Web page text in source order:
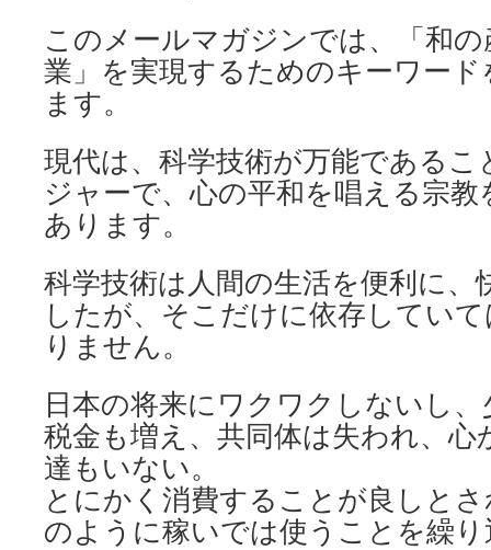
このメールマガジンでは、「和
業」を実現するためのキーワー
ます。
現代は、科学技術が万能である
ジャーで、心の平和を唱える宗
あります。
科学技術は人間の生活を便利に
したが、そこだけに依存してい
りません。
日本の将来にワクワクしないし
税金も増え、共同体は失われ、
達もいない。
とにかく消費することが良しと
のように稼いでは使うことを繰